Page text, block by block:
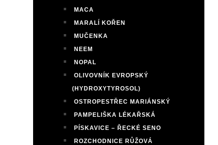
MACA
MARALÍ KOŘEN
MUČENKA
NEEM
NOPAL
OLIVOVNÍK EVROPSKÝ
(HYDROXYTYROSOL)
OSTROPESTŘEC MARIÁNSKÝ
PAMPELIŠKA LÉKAŘSKÁ
PÍSKAVICE – ŘECKÉ SENO
ROZCHODNICE RŮŽOVÁ